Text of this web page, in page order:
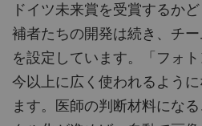
ドイツ未来賞を受賞するか
補者たちの開発は続き、チ
を設定しています。「フォ
今以上に広く使われるよう
ます。医師の判断材料にな